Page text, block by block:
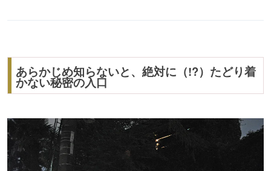
あらかじめ知らないと、絶対に（!?）たどり着
かない秘密の入口